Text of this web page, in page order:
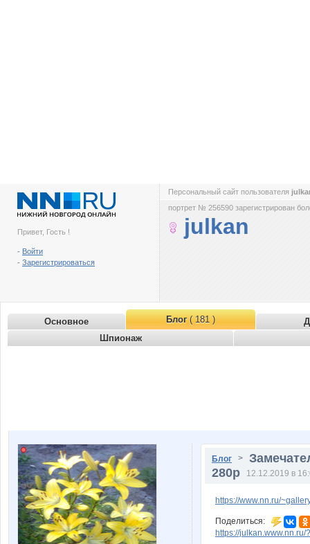
Привет, Гость !
- Войти
- Зарегистрироваться
Персональный сайт пользователя
портрет № 256590 зарегистрирован
julkan
Основное Блог( 181 )
Шпионаж
Блог >
280р
12.12.2019 в
https://www.nn.ru/
Поделиться:
https://julkan.www.nn.ru/